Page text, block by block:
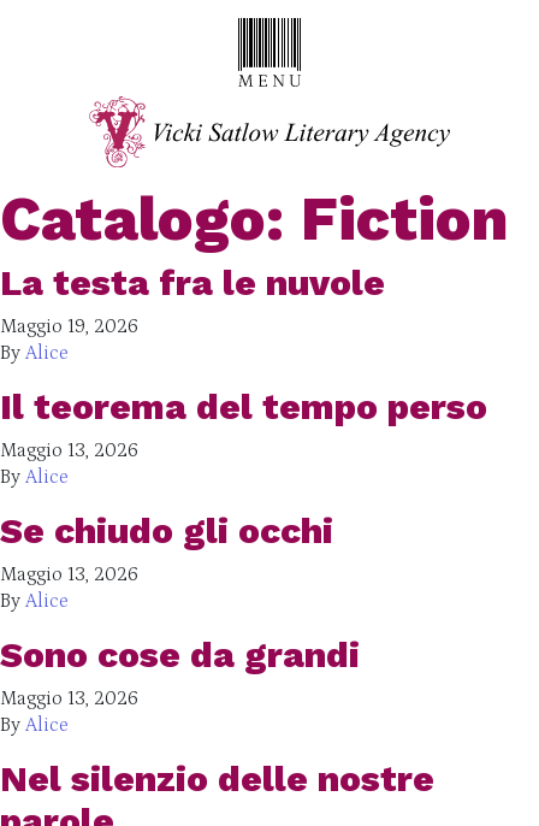
Catalogo: Fiction
La testa fra le nuvole
Maggio 19, 2026
By Alice
Il teorema del tempo perso
Maggio 13, 2026
By Alice
Se chiudo gli occhi
Maggio 13, 2026
By Alice
Sono cose da grandi
Maggio 13, 2026
By Alice
Nel silenzio delle nostre